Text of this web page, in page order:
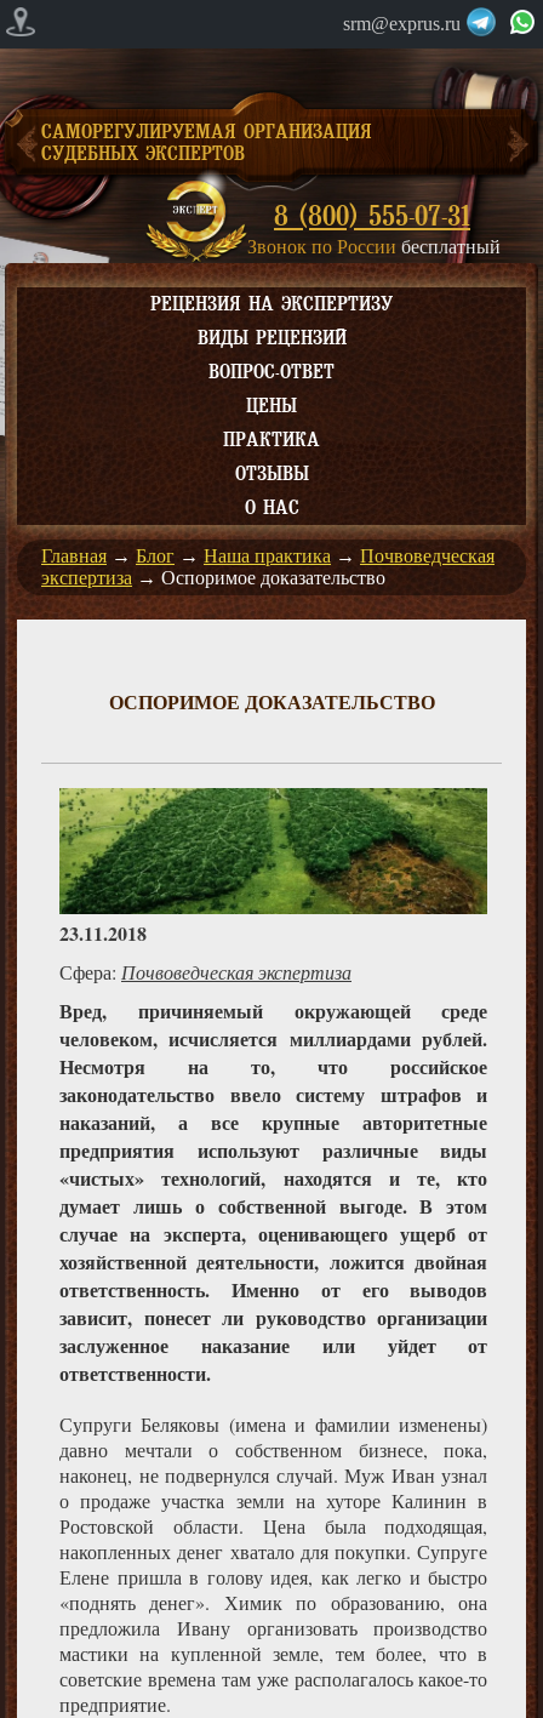
srm@exprus.ru
САМОРЕГУЛИРУЕМАЯ ОРГАНИЗАЦИЯ
СУДЕБНЫХ ЭКСПЕРТОВ
8 (800) 555-07-31
Звонок по России бесплатный
РЕЦЕНЗИЯ НА ЭКСПЕРТИЗУ
ВИДЫ РЕЦЕНЗИЙ
ВОПРОС-ОТВЕТ
ЦЕНЫ
ПРАКТИКА
ОТЗЫВЫ
О НАС
Главная → Блог → Наша практика → Почвоведческая
экспертиза → Оспоримое доказательство
ОСПОРИМОЕ ДОКАЗАТЕЛЬСТВО
23.11.2018
Сфера: Почвоведческая экспертиза
Вред, причиняемый окружающей среде
человеком, исчисляется миллиардами рублей.
Несмотря на то, что российское
законодательство ввело систему штрафов и
наказаний, а все крупные авторитетные
предприятия используют различные виды
«чистых» технологий, находятся и те, кто
думает лишь о собственной выгоде. В этом
случае на эксперта, оценивающего ущерб от
хозяйственной деятельности, ложится двойная
ответственность. Именно от его выводов
зависит, понесет ли руководство организации
заслуженное наказание или уйдет от
ответственности.
Супруги Беляковы (имена и фамилии изменены)
давно мечтали о собственном бизнесе, пока,
наконец, не подвернулся случай. Муж Иван узнал
о продаже участка земли на хуторе Калинин в
Ростовской области. Цена была подходящая,
накопленных денег хватало для покупки. Супруге
Елене пришла в голову идея, как легко и быстро
«поднять денег». Химик по образованию, она
предложила Ивану организовать производство
мастики на купленной земле, тем более, что в
советские времена там уже располагалось какое-то
предприятие.